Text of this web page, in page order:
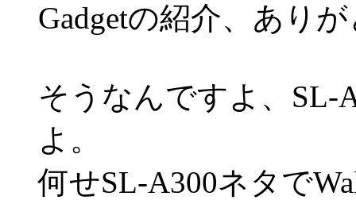
Gadgetの紹介、あり
そうなんですよ、SL-
よ。
何せSL-A300ネタで